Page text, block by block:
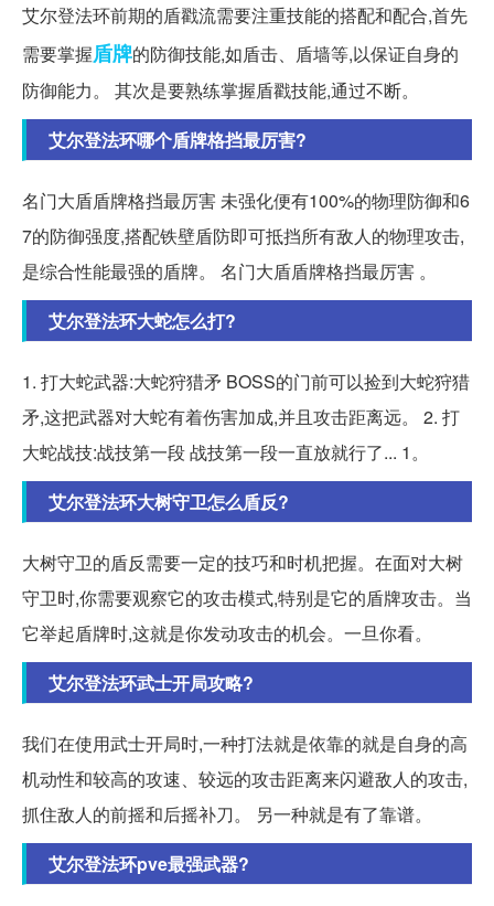
艾尔登法环前期的盾戳流需要注重技能的搭配和配合,首先
需要掌握盾牌的防御技能,如盾击、盾墙等,以保证自身的
防御能力。 其次是要熟练掌握盾戳技能,通过不断。
艾尔登法环哪个盾牌格挡最厉害?
名门大盾盾牌格挡最厉害 未强化便有100%的物理防御和6
7的防御强度,搭配铁壁盾防即可抵挡所有敌人的物理攻击,
是综合性能最强的盾牌。 名门大盾盾牌格挡最厉害 。
艾尔登法环大蛇怎么打?
1. 打大蛇武器:大蛇狩猎矛 BOSS的门前可以捡到大蛇狩猎
矛,这把武器对大蛇有着伤害加成,并且攻击距离远。 2. 打
大蛇战技:战技第一段 战技第一段一直放就行了... 1。
艾尔登法环大树守卫怎么盾反?
大树守卫的盾反需要一定的技巧和时机把握。在面对大树
守卫时,你需要观察它的攻击模式,特别是它的盾牌攻击。当
它举起盾牌时,这就是你发动攻击的机会。一旦你看。
艾尔登法环武士开局攻略?
我们在使用武士开局时,一种打法就是依靠的就是自身的高
机动性和较高的攻速、较远的攻击距离来闪避敌人的攻击,
抓住敌人的前摇和后摇补刀。 另一种就是有了靠谱。
艾尔登法环pve最强武器?